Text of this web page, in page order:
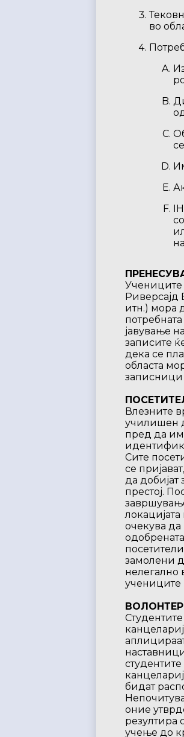
во
Учениците
Риверсајд
итн.) мора
јавување
записите
дека се
областа
записници
Влезните
училишен
пред да им
Сите
се
да добијат
престој.
очекува
замолени
нелегално
учениците
бидат
оние
резултира
учење до